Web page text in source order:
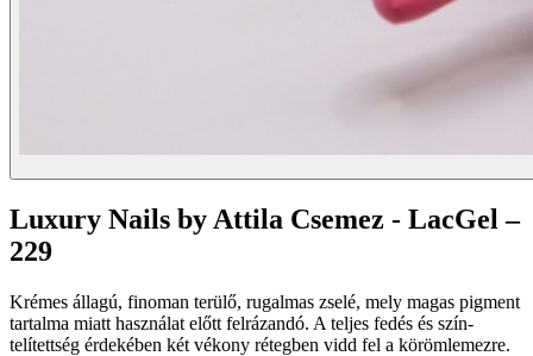
Luxury Nails by Attila Csemez - LacGel –
229
Krémes állagú, finoman terülő, rugalmas zselé, mely magas pigment
tartalma miatt használat előtt felrázandó. A teljes fedés és szín-
telítettség érdekében két vékony rétegben vidd fel a körömlemezre.